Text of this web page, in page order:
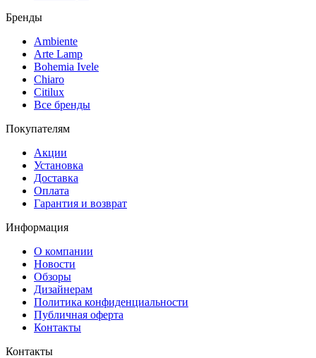
Бренды
Ambiente
Arte Lamp
Bohemia Ivele
Chiaro
Citilux
Все бренды
Покупателям
Акции
Установка
Доставка
Оплата
Гарантия и возврат
Информация
О компании
Новости
Обзоры
Дизайнерам
Политика конфиденциальности
Публичная оферта
Контакты
Контакты